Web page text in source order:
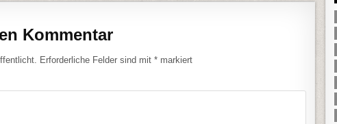
Kommentar
Erforderliche Felder sind mit* markiert